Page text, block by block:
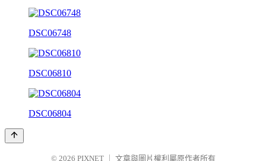
DSC06748
DSC06810
DSC06804
© 2026 PIXNET 文章與圖片權利屬原作者所有